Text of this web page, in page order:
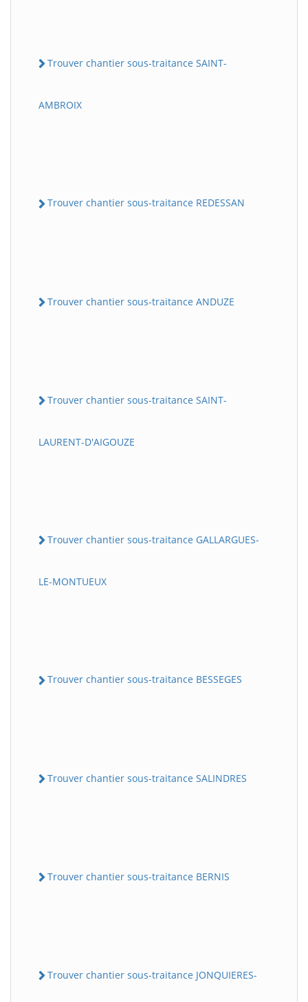
Trouver chantier sous-traitance SAINT-
AMBROIX
Trouver chantier sous-traitance REDESSAN
Trouver chantier sous-traitance ANDUZE
Trouver chantier sous-traitance SAINT-
LAURENT-D'AIGOUZE
Trouver chantier sous-traitance GALLARGUES-
LE-MONTUEUX
Trouver chantier sous-traitance BESSEGES
Trouver chantier sous-traitance SALINDRES
Trouver chantier sous-traitance BERNIS
Trouver chantier sous-traitance JONQUIERES-